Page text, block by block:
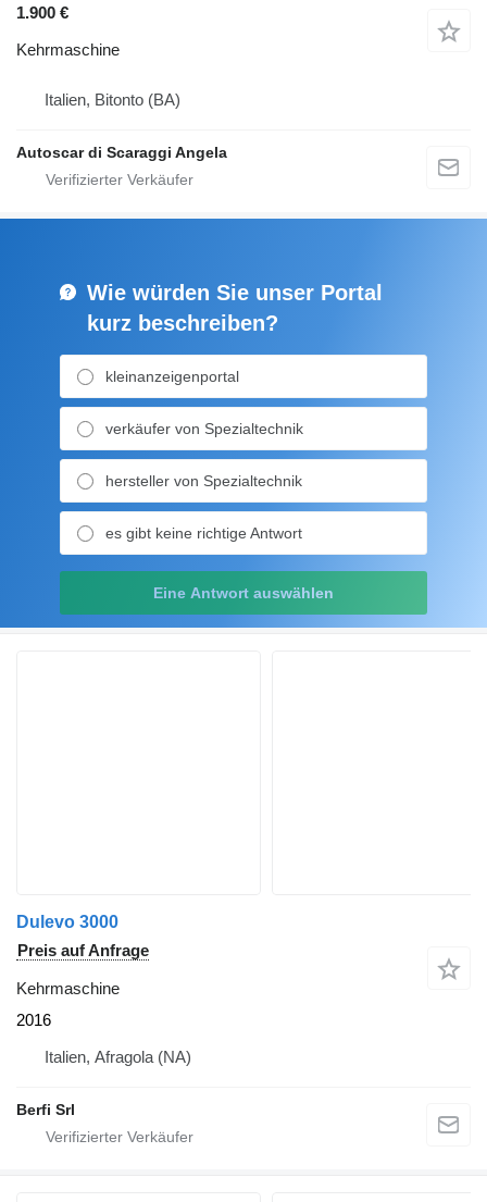
1.900 €
Kehrmaschine
Italien, Bitonto (BA)
Autoscar di Scaraggi Angela
Wie würden Sie unser Portal
kurz beschreiben?
kleinanzeigenportal
verkäufer von Spezialtechnik
hersteller von Spezialtechnik
es gibt keine richtige Antwort
Eine Antwort auswählen
Dulevo 3000
Preis auf Anfrage
Kehrmaschine
2016
Italien, Afragola (NA)
Berfi Srl